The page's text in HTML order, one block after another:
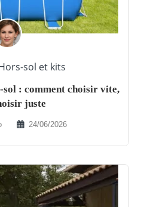
sol et kits
sol : comment choisir vite,
juste
24/06/2026